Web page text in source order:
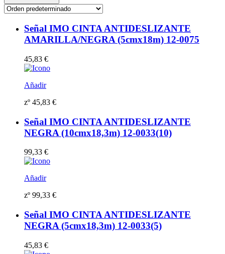
Señal IMO CINTA ANTIDESLIZANTE
AMARILLA/NEGRA (5cmx18m) 12-0075
45,83 €
Añadir
zº 45,83 €
Señal IMO CINTA ANTIDESLIZANTE
NEGRA (10cmx18,3m) 12-0033(10)
99,33 €
Añadir
zº 99,33 €
Señal IMO CINTA ANTIDESLIZANTE
NEGRA (5cmx18,3m) 12-0033(5)
45,83 €